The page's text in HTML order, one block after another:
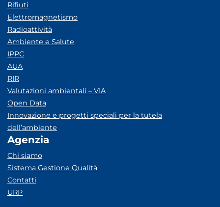
Rifiuti
Elettromagnetismo
Radioattività
Ambiente e Salute
IPPC
AUA
RIR
Valutazioni ambientali – VIA
Open Data
Innovazione e progetti speciali per la tutela
dell’ambiente
Agenzia
Chi siamo
Sistema Gestione Qualità
Contatti
URP